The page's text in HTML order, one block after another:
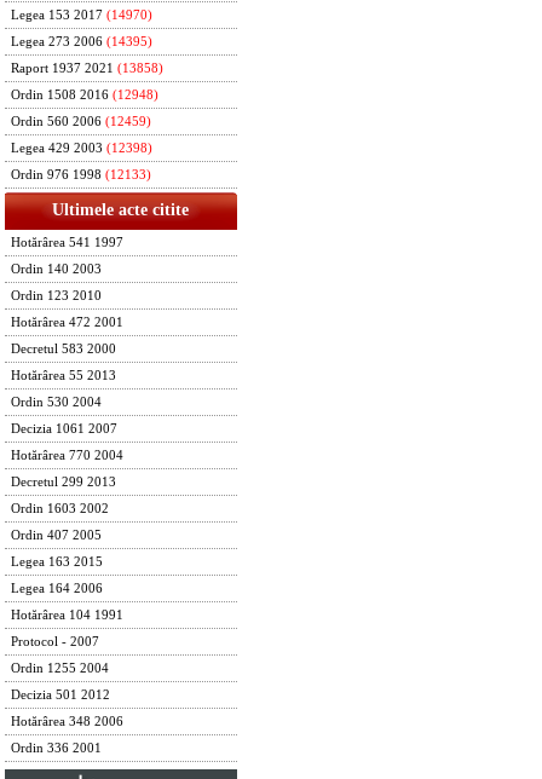
Legea 153 2017 (14970)
Legea 273 2006 (14395)
Raport 1937 2021 (13858)
Ordin 1508 2016 (12948)
Ordin 560 2006 (12459)
Legea 429 2003 (12398)
Ordin 976 1998 (12133)
Ultimele acte citite
Hotărârea 541 1997
Ordin 140 2003
Ordin 123 2010
Hotărârea 472 2001
Decretul 583 2000
Hotărârea 55 2013
Ordin 530 2004
Decizia 1061 2007
Hotărârea 770 2004
Decretul 299 2013
Ordin 1603 2002
Ordin 407 2005
Legea 163 2015
Legea 164 2006
Hotărârea 104 1991
Protocol - 2007
Ordin 1255 2004
Decizia 501 2012
Hotărârea 348 2006
Ordin 336 2001